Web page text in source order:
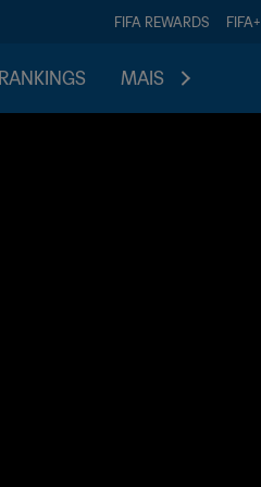
FIFA REWARDS FIFA+
RANKINGS MAIS